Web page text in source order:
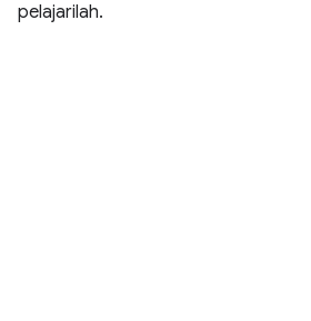
pelajarilah.